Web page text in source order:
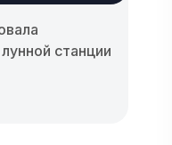
станции